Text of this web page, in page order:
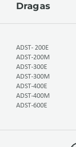
Dragas
ADST- 200E
ADST-200M
ADST-300E
ADST-300M
ADST-400E
ADST-400M
ADST-600E